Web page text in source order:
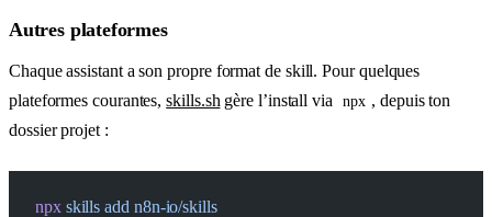
Autres plateformes
Chaque assistant a son propre format de skill. Pour quelques
plateformes courantes,skills.sh gère l’install via npx , depuis ton
dossier projet :
npx skills add n8n-io/skills